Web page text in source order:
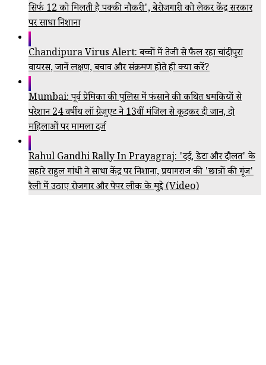
सिर्फ 12 को मिलती है पक्की नौकरी', बेरोजगारी को लेकर केंद्र सरकार
पर साधा निशाना
Chandipura Virus Alert: बच्चों में तेजी से फैल रहा चांदीपुरा
वायरस, जानें लक्षण, बचाव और संक्रमण होते ही क्या करें?
Mumbai: पूर्व प्रेमिका की पुलिस में फंसाने की कथित धमकियों से
परेशान 24 वर्षीय लॉ ग्रेजुएट ने 13वीं मंजिल से कूदकर दी जान, दो
महिलाओं पर मामला दर्ज
Rahul Gandhi Rally In Prayagraj: 'दर्द, डेटा और दौलत' के
सहारे राहुल गांधी ने साधा केंद्र पर निशाना, प्रयागराज की 'छात्रों की गूंज'
रैली में उठाए रोजगार और पेपर लीक के मुद्दे (Video)